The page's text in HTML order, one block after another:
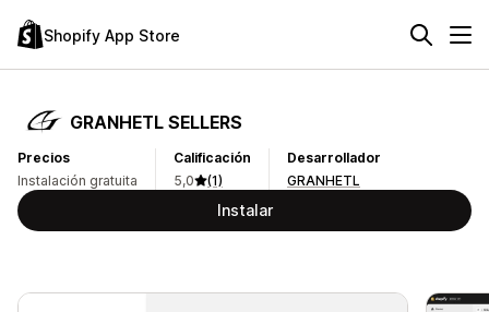
Shopify App Store
GRANHETL SELLERS
Precios
Instalación gratuita
Calificación
5,0
(1)
Desarrollador
GRANHETL
Instalar